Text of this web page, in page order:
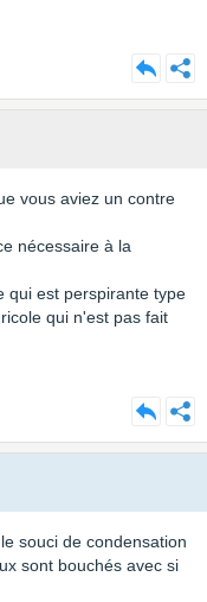
vous aviez un contre
nécessaire à la
qui est perspirante type
qui n'est pas fait
souci de condensation
sont bouchés avec si